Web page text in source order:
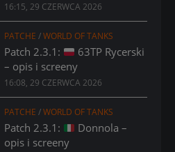
16:15, 29 CZERWCA 2026
PATCHE /WORLD OF TANKS
Patch 2.3.1:
63TP Rycerski
– opis i screeny
16:08, 29 CZERWCA 2026
PATCHE /WORLD OF TANKS
Patch 2.3.1:
Donnola –
opis i screeny